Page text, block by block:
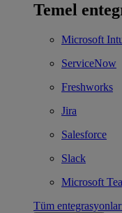
Temel
Microsoft
ServiceNow
Freshworks
Jira
Salesforce
Slack
Microsoft
Tüm